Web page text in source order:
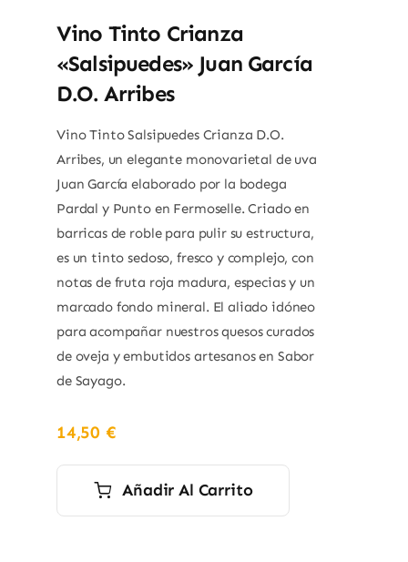
Vino Tinto Crianza
«Salsipuedes» Juan García
D.O. Arribes
Vino Tinto Salsipuedes Crianza D.O.
Arribes, un elegante monovarietal de uva
Juan García elaborado por la bodega
Pardal y Punto en Fermoselle. Criado en
barricas de roble para pulir su estructura,
es un tinto sedoso, fresco y complejo, con
notas de fruta roja madura, especias y un
marcado fondo mineral. El aliado idóneo
para acompañar nuestros quesos curados
de oveja y embutidos artesanos en Sabor
de Sayago.
14,50 €
Añadir Al Carrito